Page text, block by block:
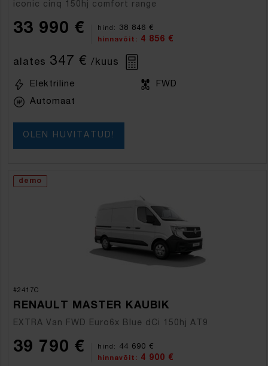
iconic cinq 150hj comfort range
33 990 € hind: 38 846 €
hinnavõit: 4 856 €
alates 347 € /kuus
Elektriline
FWD
Automaat
OLEN HUVITATUD!
demo
#2417C
RENAULT MASTER KAUBIK
EXTRA Van FWD Euro6x Blue dCi 150hj AT9
39 790 € hind: 44 690 €
hinnavõit: 4 900 €